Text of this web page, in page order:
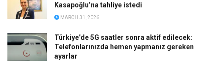
Kasapoğlu’na tahliye istedi
MARCH 31, 2026
Türkiye’de 5G saatler sonra aktif edilecek:
Telefonlarınızda hemen yapmanız gereken
ayarlar